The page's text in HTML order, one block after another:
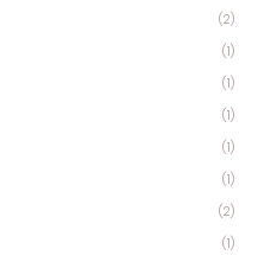
(2)
(1)
(1)
(1)
(1)
(1)
(2)
(1)